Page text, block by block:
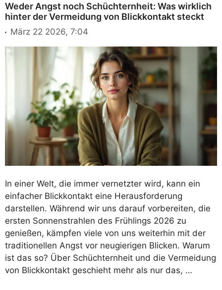
Weder Angst noch Schüchternheit: Was wirklich
hinter der Vermeidung von Blickkontakt steckt
März 22 2026, 7:04
In einer Welt, die immer vernetzter wird, kann ein
einfacher Blickkontakt eine Herausforderung
darstellen. Während wir uns darauf vorbereiten, die
ersten Sonnenstrahlen des Frühlings 2026 zu
genießen, kämpfen viele von uns weiterhin mit der
traditionellen Angst vor neugierigen Blicken. Warum
ist das so? Über Schüchternheit und die Vermeidung
von Blickkontakt geschieht mehr als nur das, …